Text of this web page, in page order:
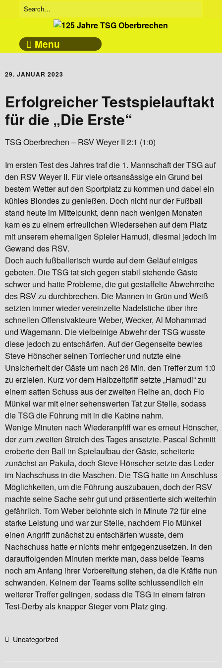
Menu
29. JANUAR 2023
Erfolgreicher Testspielauftakt
für die „Die Erste“
TSG Oberbrechen – RSV Weyer II 2:1 (1:0)
Im ersten Test des Jahres traf die 1. Mannschaft der TSG auf
den RSV Weyer II. Für viele ortsansässige ein Grund bei
bestem Wetter auf den Sportplatz zu kommen und dabei ein
kühles Blondes zu genießen. Doch nicht nur der Fußball
stand heute im Mittelpunkt, denn nach wenigen Monaten
kam es zu einem erfreulichen Wiedersehen auf dem Platz
mit unserem ehemaligen Spieler Hamudi, diesmal jedoch im
Gewand des RSV.
Doch auch fußballerisch wurde auf dem Geläuf einiges
geboten. Die TSG tat sich gegen stabil stehende Gäste
schwer und hatte Probleme, die gut gestaffelte Abwehrreihe
des RSV zu durchbrechen. Die Mannen in Grün und Weiß
setzten immer wieder vereinzelte Nadelstiche über ihre
schnellen Offensivakteure Weber, Wecker, Al Mohammad
und Wagemann. Die vielbeinige Abwehr der TSG wusste
diese jedoch zu entschärfen. Auf der Gegenseite bewies
Steve Hönscher seinen Torriecher und nutzte eine
Unsicherheit der Gäste um nach 26 Min. den Treffer zum 1:0
zu erzielen. Kurz vor dem Halbzeitpfiff setzte „Hamudi“ zu
einem satten Schuss aus der zweiten Reihe an, doch Flo
Münkel war mit einer sehenswerten Tat zur Stelle, sodass
die TSG die Führung mit in die Kabine nahm.
Wenige Minuten nach Wiederanpfiff war es erneut Hönscher,
der zum zweiten Streich des Tages ansetzte. Pascal Schmitt
eroberte den Ball im Spielaufbau der Gäste, scheiterte
zunächst an Pakula, doch Steve Hönscher setzte das Leder
im Nachschuss in die Maschen. Die TSG hatte im Anschluss
Möglichkeiten, um die Führung auszubauen, doch der RSV
machte seine Sache sehr gut und präsentierte sich weiterhin
gefährlich. Tom Weber belohnte sich in Minute 72 für eine
starke Leistung und war zur Stelle, nachdem Flo Münkel
einen Angriff zunächst zu entschärfen wusste, dem
Nachschuss hatte er nichts mehr entgegenzusetzen. In den
darauffolgenden Minuten merkte man, dass beide Teams
noch am Anfang ihrer Vorbereitung stehen, da die Kräfte nun
schwanden. Keinem der Teams sollte schlussendlich ein
weiterer Treffer gelingen, sodass die TSG in einem fairen
Test-Derby als knapper Sieger vom Platz ging.
Uncategorized